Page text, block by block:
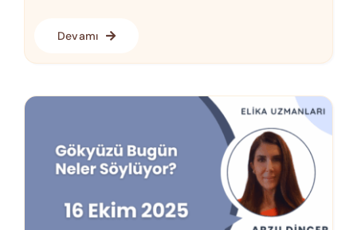
Devamı